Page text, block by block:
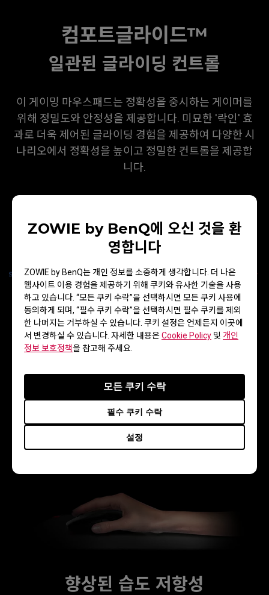
ZOWIE by BenQ에 오신 것을 환
영합니다
ZOWIE by BenQ는 개인 정보를 소중하게 생각합니다. 더 나은
웹사이트 이용 경험을 제공하기 위해 쿠키와 유사한 기술을 사용
하고 있습니다. “모든 쿠키 수락”을 선택하시면 모든 쿠키 사용에
동의하게 되며, “필수 쿠키 수락”을 선택하시면 필수 쿠키를 제외
한 나머지는 거부하실 수 있습니다. 쿠키 설정은 언제든지 이곳에
서 변경하실 수 있습니다. 자세한 내용은Cookie Policy 및 개인
정보 보호정책을 참고해 주세요.
설정
필수 쿠키 수락
모든 쿠키 수락
컴포트글라이드™
일관된 글라이딩 컨트롤
이 게이밍 마우스패드는 정확성을 중시하는 게이머를
위해 정밀도와 안정성을 제공합니다. 미묘한 '락인' 효
과로 더욱 제어된 글라이딩 경험을 제공하여 다양한 시
나리오에서 정확성을 높이고 정밀한 컨트롤을 제공합
니다.
편안한 터치 감촉
플레이어는 모든 손의 움직임이 편안하고 팔의 마찰이
줄어들어 거친 표면의 피부에 닿는 느낌 없이 일관된 글
라이딩을 할 수 있습니다.
향상된 습도 저항성